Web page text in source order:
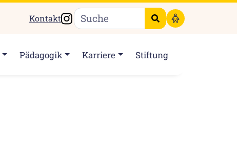
Kontakt Instagram
Suche starten
Pädagogik Karriere Stiftung